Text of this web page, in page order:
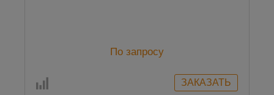
По запросу